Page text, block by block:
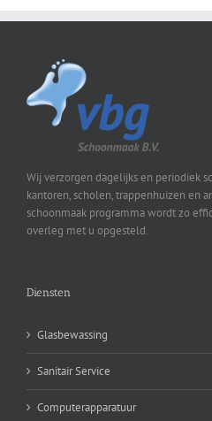
Wij verzorgen dagelijks en periodiek
kantoren, scholen, trappenhuizen en
schoonmaak programma wordt zo
overleg met u opgesteld.
Diensten
Glasbewassing
Sanitair Service
Computerapparatuur